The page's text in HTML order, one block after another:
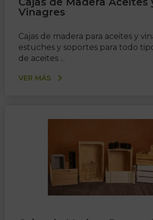
Vinagres
Cajas de madera para aceites y
estuches y soportes para todo
de aceites ...
VER MÁS